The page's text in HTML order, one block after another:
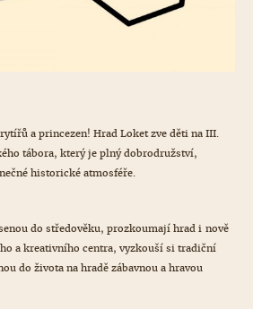
a princezen! Hrad Loket zve děti na III.
tábora, který je plný dobrodružství,
historické atmosféře.
do středověku, prozkoumají hrad i nově
a kreativního centra, vyzkouší si tradiční
do života na hradě zábavnou a hravou